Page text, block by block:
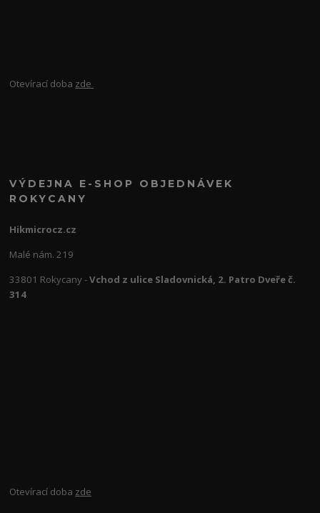
Otevírací doba zde
VÝDEJNA E-SHOP OBJEDNÁVEK
ROKYCANY
Hikmicrocz.cz
Malé nám. 219
33801 Rokycany -Vchod z ulice Sladovnická, 2. Patro Dveře č.
314
Otevírací doba zde